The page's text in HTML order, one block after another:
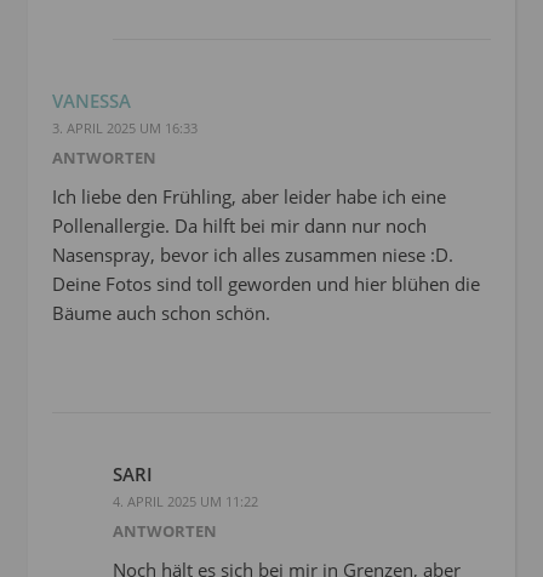
VANESSA
3. APRIL 2025 UM 16:33
ANTWORTEN
Ich liebe den Frühling, aber leider habe ich eine
Pollenallergie. Da hilft bei mir dann nur noch
Nasenspray, bevor ich alles zusammen niese :D.
Deine Fotos sind toll geworden und hier blühen die
Bäume auch schon schön.
SARI
4. APRIL 2025 UM 11:22
ANTWORTEN
Noch hält es sich bei mir in Grenzen, aber